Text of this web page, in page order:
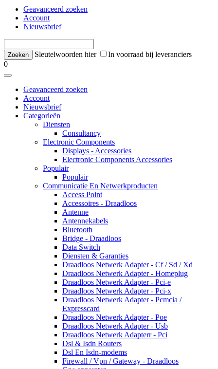
Geavanceerd zoeken
Account
Nieuwsbrief
Sleutelwoorden hier
In voorraad bij leveranciers
0
Geavanceerd zoeken
Account
Nieuwsbrief
Categorieën
Diensten
Consultancy
Electronic Components
Displays - Accessories
Electronic Components Accessories
Populair
Populair
Communicatie En Netwerkproducten
Access Point
Accessoires - Draadloos
Antenne
Antennekabels
Bluetooth
Bridge - Draadloos
Data Switch
Diensten & Garanties
Draadloos Netwerk Adapter - Cf / Sd / Xd
Draadloos Netwerk Adapter - Homeplug
Draadloos Netwerk Adapter - Pci-e
Draadloos Netwerk Adapter - Pci-x
Draadloos Netwerk Adapter - Pcmcia /
Expresscard
Draadloos Netwerk Adapter - Poe
Draadloos Netwerk Adapter - Usb
Draadloos Netwerk Adapterr - Pci
Dsl & Isdn Routers
Dsl En Isdn-modems
Firewall / Vpn / Gateway - Draadloos